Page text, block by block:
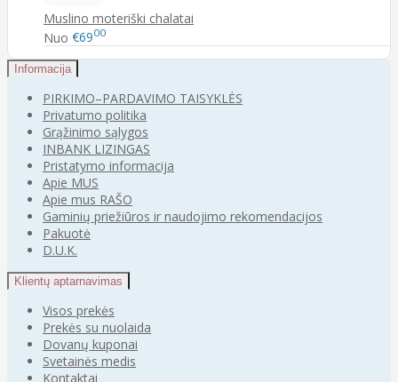
Muslino moteriški chalatai
Nuo €6900
Informacija
PIRKIMO–PARDAVIMO TAISYKLĖS
Privatumo politika
Grąžinimo sąlygos
INBANK LIZINGAS
Pristatymo informacija
Apie MUS
Apie mus RAŠO
Gaminių priežiūros ir naudojimo rekomendacijos
Pakuotė
D.U.K.
Klientų aptarnavimas
Visos prekės
Prekės su nuolaida
Dovanų kuponai
Svetainės medis
Kontaktai